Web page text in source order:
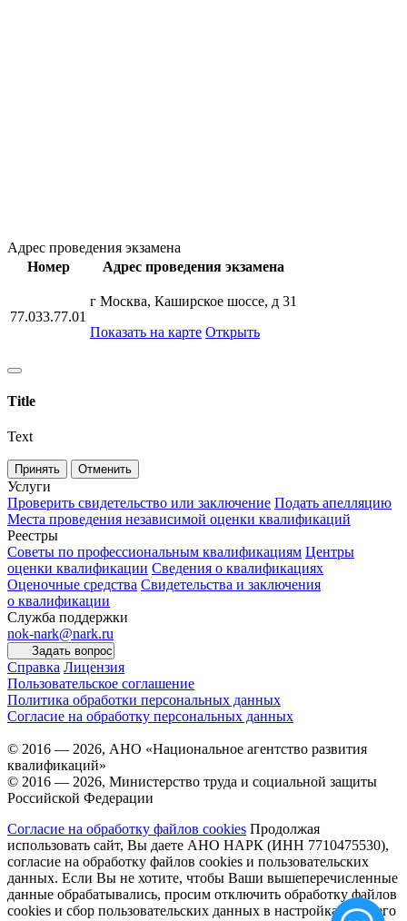
Адрес проведения экзамена
Номер
Адрес проведения экзамена
77.033.77.01
г Москва, Каширское шоссе, д 31
Показать на карте Открыть
Title
Text
Принять Отменить
Услуги
Проверить свидетельство или заключение Подать апелляцию
Места проведения независимой оценки квалификаций
Реестры
Советы по профессиональным квалификациям Центры
оценки квалификации Сведения о квалификациях
Оценочные средства Свидетельства и заключения
о квалификации
Служба поддержки
nok-nark@nark.ru
Задать вопрос
Справка Лицензия
Пользовательское соглашение
Политика обработки персональных данных
Согласие на обработку персональных данных
© 2016 — 2026, АНО «Национальное агентство развития
квалификаций»
© 2016 — 2026, Министерство труда и социальной защиты
Российской Федерации
Согласие на обработку файлов cookies Продолжая
использовать сайт, Вы даете АНО НАРК (ИНН 7710475530),
согласие на обработку файлов cookies и пользовательских
данных. Если Вы не хотите, чтобы Ваши вышеперечисленные
данные обрабатывались, просим отключить обработку файлов
cookies и сбор пользовательских данных в настройках Вашего